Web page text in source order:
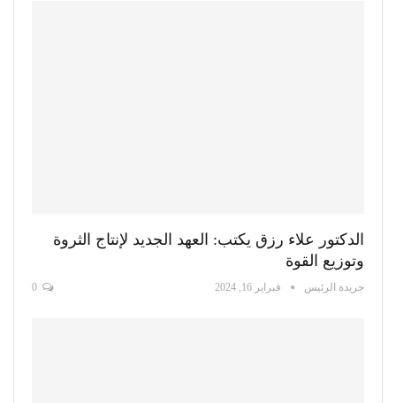
الدكتور علاء رزق يكتب: العهد الجديد لإنتاج الثروة
وتوزيع القوة
جريدة الرئيس فبراير 16, 2024